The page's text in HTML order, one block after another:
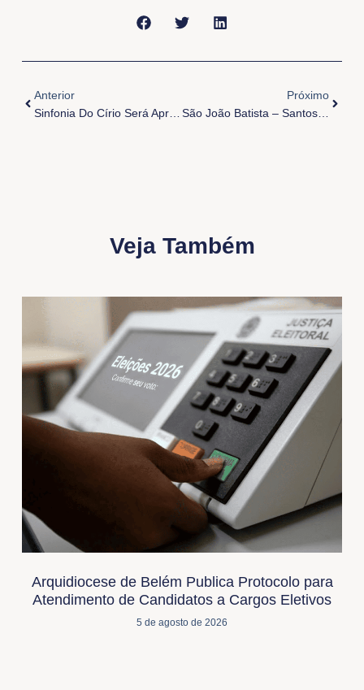
Anterior
Sinfonia Do Círio Será Apresentada Ao Clero De Belém
Próximo
São João Batista – Santos Juninos
Veja Também
Arquidiocese de Belém Publica Protocolo para
Atendimento de Candidatos a Cargos Eletivos
5 de agosto de 2026